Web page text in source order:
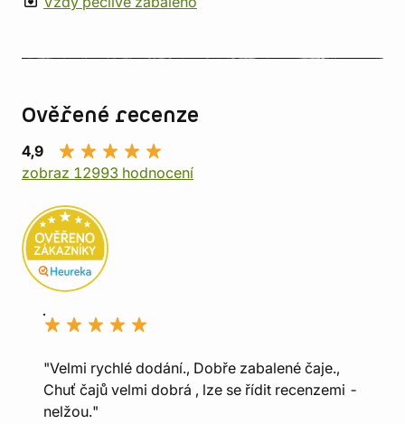
Ověřené recenze
4,9
zobraz 12993 hodnocení
"Velmi rychlé dodání., Dobře zabalené čaje.,
Chuť čajů velmi dobrá , lze se řídit recenzemi -
nelžou."